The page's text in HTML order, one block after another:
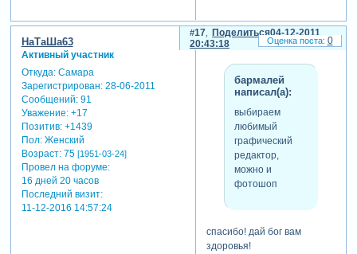
Поделиться
17
04-12-2011
20:43:18
НаТаШа63
Активный участник
Откуда:Самара
Зарегистрирован: 28-06-2011
Сообщений:91
Уважение: +17
Позитив: +1439
Пол:Женский
Возраст:75 [1951-03-24]
Провел на форуме:
16 дней 20 часов
Последний визит:
11-12-2016 14:57:24
бармалей
написал(а):
выбираем
любимый
графический
редактор,
можно и
фотошоп
спасибо! дай бог вам
здоровья!
0